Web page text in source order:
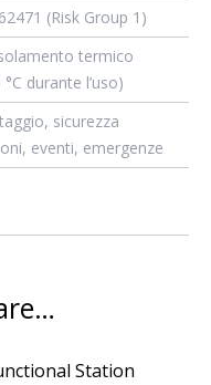
(Risk Group 1)
termico
durante l’uso)
sicurezza
eventi, emergenze
Station